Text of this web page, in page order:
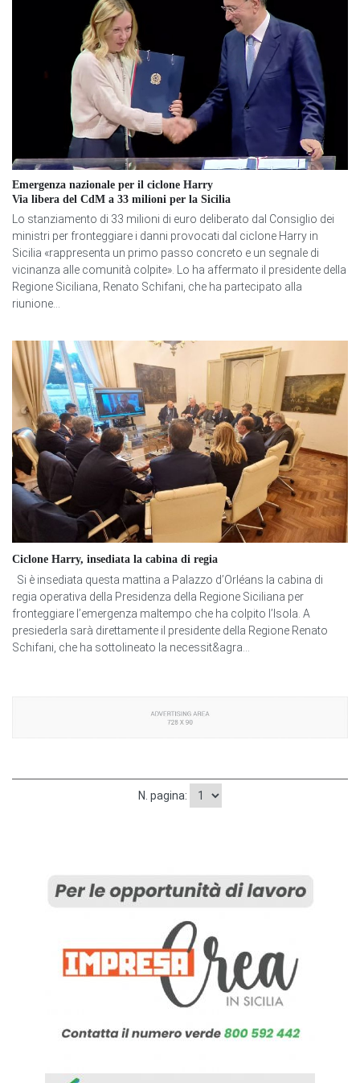
Emergenza nazionale per il ciclone Harry
Via libera del CdM a 33 milioni per la Sicilia
Lo stanziamento di 33 milioni di euro deliberato dal Consiglio dei
ministri per fronteggiare i danni provocati dal ciclone Harry in
Sicilia «rappresenta un primo passo concreto e un segnale di
vicinanza alle comunità colpite». Lo ha affermato il presidente della
Regione Siciliana, Renato Schifani, che ha partecipato alla
riunione...
Ciclone Harry, insediata la cabina di regia
Si è insediata questa mattina a Palazzo d’Orléans la cabina di
regia operativa della Presidenza della Regione Siciliana per
fronteggiare l’emergenza maltempo che ha colpito l’Isola. A
presiederla sarà direttamente il presidente della Regione Renato
Schifani, che ha sottolineato la necessit&agra...
N. pagina: